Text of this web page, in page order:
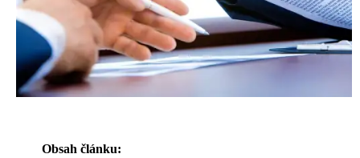
Obsah článku: